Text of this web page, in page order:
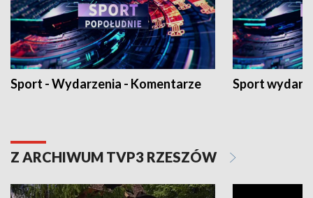
Sport - Wydarzenia - Komentarze Sport
Z ARCHIWUM TVP3 RZESZÓW